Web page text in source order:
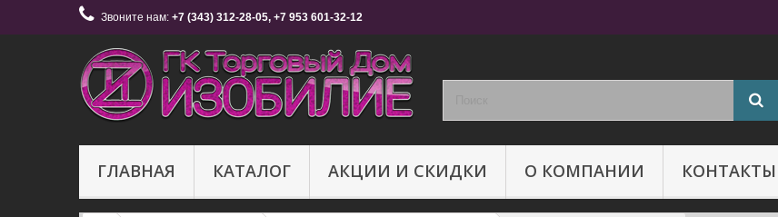
Звоните нам: +7 (343) 312-28-05, +7 953 601-32-12
ГЛАВНАЯ КАТАЛОГ АКЦИИ И СКИДКИ О КОМПАНИИ КОНТАКТЫ